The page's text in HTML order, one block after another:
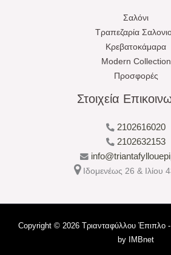
Σαλόνι
Τραπεζαρία
Κρεβατοκάμαρα
Modern Collection
Προσφορές
Στοιχεία
2102616020
2102632153
Ιδομενέως 26 & Ιλίου
Copyright © 2026 Τριανταφύλλου Έπιπλο
by
IMBnet